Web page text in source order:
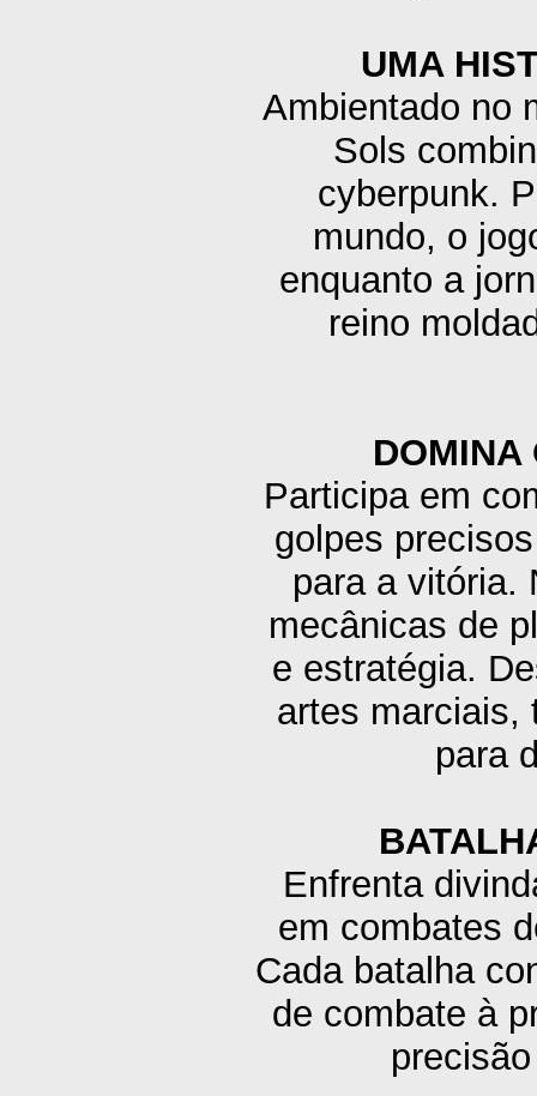
UMA
Ambientado no
Sols
cyberpunk.
mundo, o
enquanto a
reino
DOMINA
Participa em
golpes
para a vitória.
mecânicas de
e estratégia.
artes marciais,
para
Enfrenta
em combates
Cada batalha
de combate à